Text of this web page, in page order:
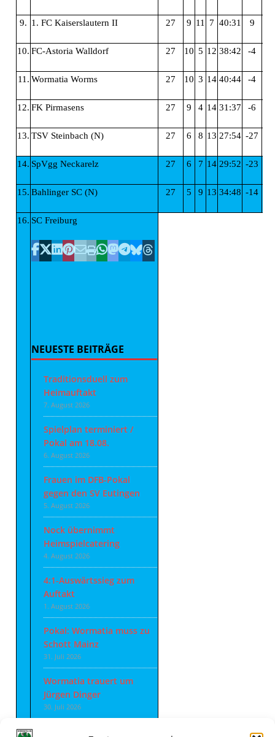
9. 1. FC Kaiserslautern II 27 9 11 7 40:31 9
10. FC-Astoria Walldorf 27 10 5 12 38:42 -4
11. Wormatia Worms 27 10 3 14 40:44 -4
12. FK Pirmasens 27 9 4 14 31:37 -6
13. TSV Steinbach (N) 27 6 8 13 27:54 -27
14. SpVgg Neckarelz 27 6 7 14 29:52 -23
15. Bahlinger SC (N) 27 5 9 13 34:48 -14
16. SC Freiburg
NEUESTE BEITRÄGE
Traditionsduell zum
Heimauftakt
7. August 2026
Spielplan terminiert /
Pokal am 18.08.
6. August 2026
Frauen im DFB-Pokal
gegen den SV Eutingen
5. August 2026
Nock übernimmt
Heimspielcatering
4. August 2026
4:1-Auswärtssieg zum
Auftakt
1. August 2026
Pokal: Wormatia muss zu
Schott Mainz
31. Juli 2026
Wormatia trauert um
Jürgen Dinger
30. Juli 2026